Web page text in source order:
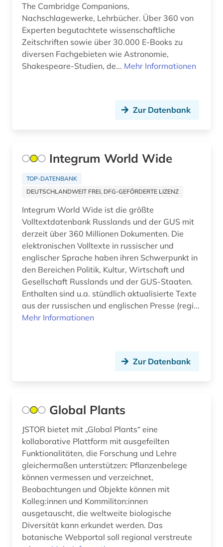
aristoteles (1)
arktis (1)
armenien (3)
art (1)
artikelsuche (1)
arzneimittelwechselwirkung (1)
asien (1)
asien-afrika-wissenschaften (1)
asienkunde (1)
astm methoden (1)
astronomie (4)
astrophysik (1)
atlas (2)
atomare bedrohung (1)
audio recordings (1)
audiodatei (4)
audioführung (1)
audiovisuelle medien (2)
audiovisuelles material (4)
Russland, Sowjetunion (14)
Saarland (3)
Sachsen (10)
Serbien (6)
Slowakei (8)
Slowenien (6)
Spanien (14)
Suedamerika (11)
Suedasien (5)
Suedostasien (3)
Suedosteuropa (13)
Tschechische Republik (13)
Tuerkei (4)
Ungarn (17)
The Cambridge Companions,
Nachschlagewerke, Lehrbücher. Über 360 von
Experten begutachtete wissenschaftliche
Zeitschriften sowie über 30.000 E-Books zu
diversen Fachgebieten wie Astronomie,
Shakespeare-Studien, de... Mehr Informationen
Zur Datenbank
Integrum World Wide
TOP-DATENBANK
DEUTSCHLANDWEIT FREI, DFG-GEFÖRDERTE LIZENZ
Integrum World Wide ist die größte
Volltextdatenbank Russlands und der GUS mit
derzeit über 360 Millionen Dokumenten. Die
elektronischen Volltexte in russischer und
englischer Sprache haben ihren Schwerpunkt in
den Bereichen Politik, Kultur, Wirtschaft und
Gesellschaft Russlands und der GUS-Staaten.
Enthalten sind u.a. stündlich aktualisierte Texte
aus der russischen und englischen Presse (regi...
Mehr Informationen
Zur Datenbank
Global Plants
JSTOR bietet mit „Global Plants“ eine
kollaborative Plattform mit ausgefeilten
Funktionalitäten, die Forschung und Lehre
gleichermaßen unterstützen: Pflanzenbelege
können vermessen und verzeichnet,
Beobachtungen und Objekte können mit
Kolleg:innen und Kommiliton:innen
ausgetauscht, die weltweite biologische
Diversität kann erkundet werden. Das
botanische Webportal soll regional verstreute